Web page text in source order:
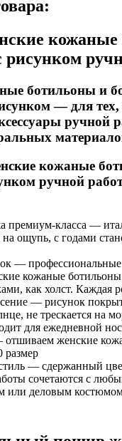
кожаные
рисунком
ботильоны и
— для тех,
ручной
кожаные
ручной
премиум-класса —
ощупь, с годами
—
кожаные
как холст. Каждая
— рисунок
не трескается на
для ежедневной
отшиваем женские
размер
— сдержанный
сочетаются с
или деловым